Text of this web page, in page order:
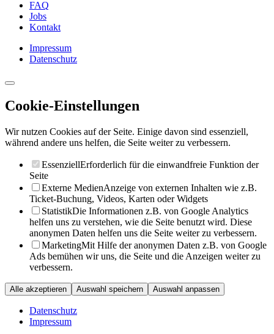
FAQ
Jobs
Kontakt
Impressum
Datenschutz
Cookie-Einstellungen
Wir nutzen Cookies auf der Seite. Einige davon sind essenziell,
während andere uns helfen, die Seite weiter zu verbessern.
EssenziellErforderlich für die einwandfreie Funktion der
Seite
Externe MedienAnzeige von externen Inhalten wie z.B.
Ticket-Buchung, Videos, Karten oder Widgets
StatistikDie Informationen z.B. von Google Analytics
helfen uns zu verstehen, wie die Seite benutzt wird. Diese
anonymen Daten helfen uns die Seite weiter zu verbessern.
MarketingMit Hilfe der anonymen Daten z.B. von Google
Ads bemühen wir uns, die Seite und die Anzeigen weiter zu
verbessern.
Alle akzeptieren Auswahl speichern Auswahl anpassen
Datenschutz
Impressum